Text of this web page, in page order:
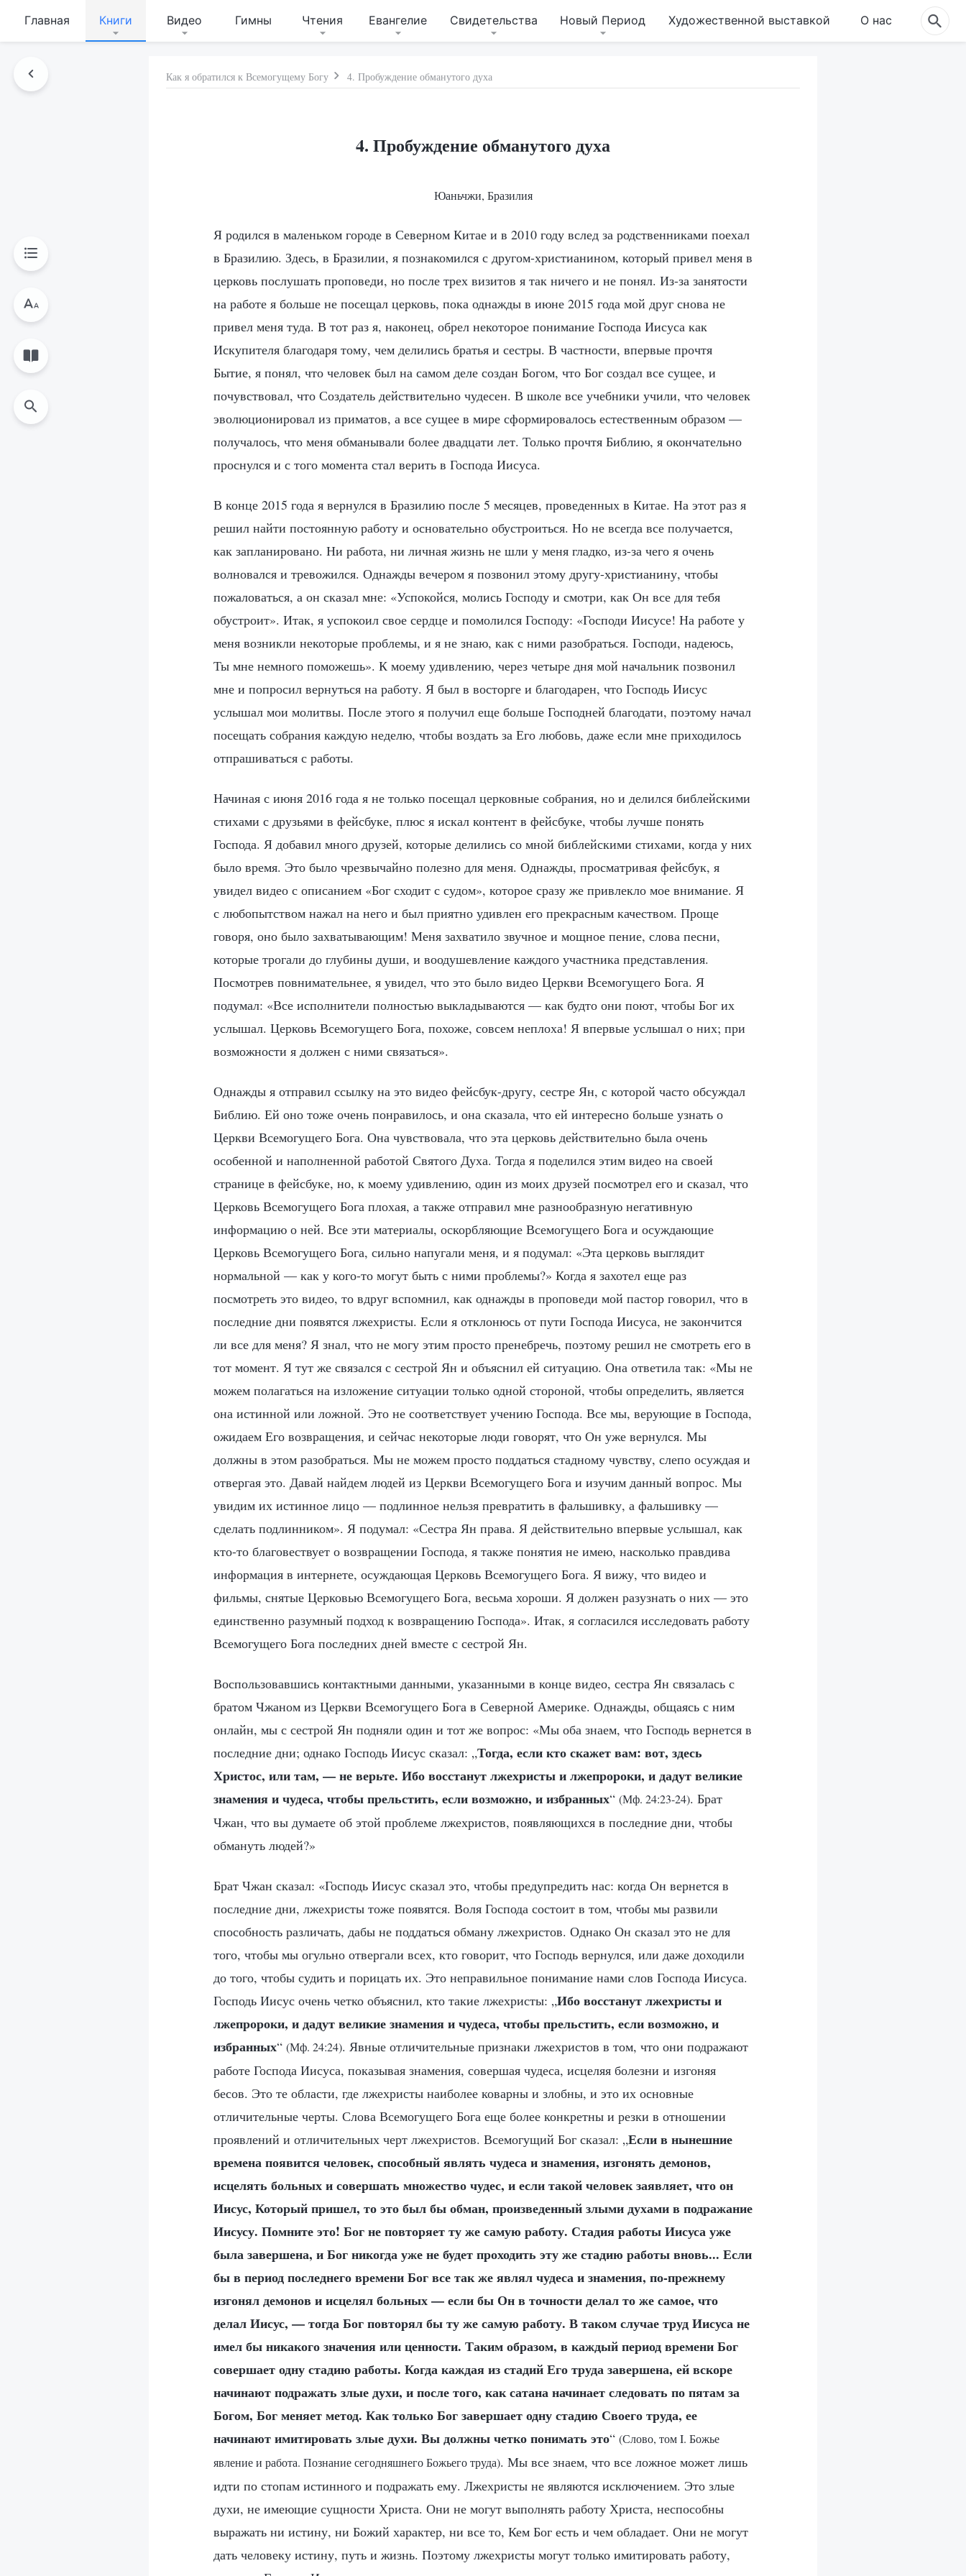
Главная Книги Видео Гимны Чтения Евангелие Свидетельства Новый Период Художественной выставкой О нас
Как я обратился к Всемогущему Богу 4. Пробуждение обманутого духа
4. Пробуждение обманутого духа
Юаньчжи, Бразилия
Я родился в маленьком городе в Северном Китае и в 2010 году вслед за родственниками поехал
в Бразилию. Здесь, в Бразилии, я познакомился с другом-христианином, который привел меня в
церковь послушать проповеди, но после трех визитов я так ничего и не понял. Из-за занятости
на работе я больше не посещал церковь, пока однажды в июне 2015 года мой друг снова не
привел меня туда. В тот раз я, наконец, обрел некоторое понимание Господа Иисуса как
Искупителя благодаря тому, чем делились братья и сестры. В частности, впервые прочтя
Бытие, я понял, что человек был на самом деле создан Богом, что Бог создал все сущее, и
почувствовал, что Создатель действительно чудесен. В школе все учебники учили, что человек
эволюционировал из приматов, а все сущее в мире сформировалось естественным образом —
получалось, что меня обманывали более двадцати лет. Только прочтя Библию, я окончательно
проснулся и с того момента стал верить в Господа Иисуса.
В конце 2015 года я вернулся в Бразилию после 5 месяцев, проведенных в Китае. На этот раз я
решил найти постоянную работу и основательно обустроиться. Но не всегда все получается,
как запланировано. Ни работа, ни личная жизнь не шли у меня гладко, из-за чего я очень
волновался и тревожился. Однажды вечером я позвонил этому другу-христианину, чтобы
пожаловаться, а он сказал мне: «Успокойся, молись Господу и смотри, как Он все для тебя
обустроит». Итак, я успокоил свое сердце и помолился Господу: «Господи Иисусе! На работе у
меня возникли некоторые проблемы, и я не знаю, как с ними разобраться. Господи, надеюсь,
Ты мне немного поможешь». К моему удивлению, через четыре дня мой начальник позвонил
мне и попросил вернуться на работу. Я был в восторге и благодарен, что Господь Иисус
услышал мои молитвы. После этого я получил еще больше Господней благодати, поэтому начал
посещать собрания каждую неделю, чтобы воздать за Его любовь, даже если мне приходилось
отпрашиваться с работы.
Начиная с июня 2016 года я не только посещал церковные собрания, но и делился библейскими
стихами с друзьями в фейсбуке, плюс я искал контент в фейсбуке, чтобы лучше понять
Господа. Я добавил много друзей, которые делились со мной библейскими стихами, когда у них
было время. Это было чрезвычайно полезно для меня. Однажды, просматривая фейсбук, я
увидел видео с описанием «Бог сходит с судом», которое сразу же привлекло мое внимание. Я
с любопытством нажал на него и был приятно удивлен его прекрасным качеством. Проще
говоря, оно было захватывающим! Меня захватило звучное и мощное пение, слова песни,
которые трогали до глубины души, и воодушевление каждого участника представления.
Посмотрев повнимательнее, я увидел, что это было видео Церкви Всемогущего Бога. Я
подумал: «Все исполнители полностью выкладываются — как будто они поют, чтобы Бог их
услышал. Церковь Всемогущего Бога, похоже, совсем неплоха! Я впервые услышал о них; при
возможности я должен с ними связаться».
Однажды я отправил ссылку на это видео фейсбук-другу, сестре Ян, с которой часто обсуждал
Библию. Ей оно тоже очень понравилось, и она сказала, что ей интересно больше узнать о
Церкви Всемогущего Бога. Она чувствовала, что эта церковь действительно была очень
особенной и наполненной работой Святого Духа. Тогда я поделился этим видео на своей
странице в фейсбуке, но, к моему удивлению, один из моих друзей посмотрел его и сказал, что
Церковь Всемогущего Бога плохая, а также отправил мне разнообразную негативную
информацию о ней. Все эти материалы, оскорбляющие Всемогущего Бога и осуждающие
Церковь Всемогущего Бога, сильно напугали меня, и я подумал: «Эта церковь выглядит
нормальной — как у кого-то могут быть с ними проблемы?» Когда я захотел еще раз
посмотреть это видео, то вдруг вспомнил, как однажды в проповеди мой пастор говорил, что в
последние дни появятся лжехристы. Если я отклонюсь от пути Господа Иисуса, не закончится
ли все для меня? Я знал, что не могу этим просто пренебречь, поэтому решил не смотреть его в
тот момент. Я тут же связался с сестрой Ян и объяснил ей ситуацию. Она ответила так: «Мы не
можем полагаться на изложение ситуации только одной стороной, чтобы определить, является
она истинной или ложной. Это не соответствует учению Господа. Все мы, верующие в Господа,
ожидаем Его возвращения, и сейчас некоторые люди говорят, что Он уже вернулся. Мы
должны в этом разобраться. Мы не можем просто поддаться стадному чувству, слепо осуждая и
отвергая это. Давай найдем людей из Церкви Всемогущего Бога и изучим данный вопрос. Мы
увидим их истинное лицо — подлинное нельзя превратить в фальшивку, а фальшивку —
сделать подлинником». Я подумал: «Сестра Ян права. Я действительно впервые услышал, как
кто-то благовествует о возвращении Господа, я также понятия не имею, насколько правдива
информация в интернете, осуждающая Церковь Всемогущего Бога. Я вижу, что видео и
фильмы, снятые Церковью Всемогущего Бога, весьма хороши. Я должен разузнать о них — это
единственно разумный подход к возвращению Господа». Итак, я согласился исследовать работу
Всемогущего Бога последних дней вместе с сестрой Ян.
Воспользовавшись контактными данными, указанными в конце видео, сестра Ян связалась с
братом Чжаном из Церкви Всемогущего Бога в Северной Америке. Однажды, общаясь с ним
онлайн, мы с сестрой Ян подняли один и тот же вопрос: «Мы оба знаем, что Господь вернется в
последние дни; однако Господь Иисус сказал: „Тогда, если кто скажет вам: вот, здесь
Христос, или там, — не верьте. Ибо восстанут лжехристы и лжепророки, и дадут великие
знамения и чудеса, чтобы прельстить, если возможно, и избранных“ (Мф. 24:23-24). Брат
Чжан, что вы думаете об этой проблеме лжехристов, появляющихся в последние дни, чтобы
обмануть людей?»
Брат Чжан сказал: «Господь Иисус сказал это, чтобы предупредить нас: когда Он вернется в
последние дни, лжехристы тоже появятся. Воля Господа состоит в том, чтобы мы развили
способность различать, дабы не поддаться обману лжехристов. Однако Он сказал это не для
того, чтобы мы огульно отвергали всех, кто говорит, что Господь вернулся, или даже доходили
до того, чтобы судить и порицать их. Это неправильное понимание нами слов Господа Иисуса.
Господь Иисус очень четко объяснил, кто такие лжехристы: „Ибо восстанут лжехристы и
лжепророки, и дадут великие знамения и чудеса, чтобы прельстить, если возможно, и
избранных“ (Мф. 24:24). Явные отличительные признаки лжехристов в том, что они подражают
работе Господа Иисуса, показывая знамения, совершая чудеса, исцеляя болезни и изгоняя
бесов. Это те области, где лжехристы наиболее коварны и злобны, и это их основные
отличительные черты. Слова Всемогущего Бога еще более конкретны и резки в отношении
проявлений и отличительных черт лжехристов. Всемогущий Бог сказал: „Если в нынешние
времена появится человек, способный являть чудеса и знамения, изгонять демонов,
исцелять больных и совершать множество чудес, и если такой человек заявляет, что он
Иисус, Который пришел, то это был бы обман, произведенный злыми духами в подражание
Иисусу. Помните это! Бог не повторяет ту же самую работу. Стадия работы Иисуса уже
была завершена, и Бог никогда уже не будет проходить эту же стадию работы вновь... Если
бы в период последнего времени Бог все так же являл чудеса и знамения, по-прежнему
изгонял демонов и исцелял больных — если бы Он в точности делал то же самое, что
делал Иисус, — тогда Бог повторял бы ту же самую работу. В таком случае труд Иисуса не
имел бы никакого значения или ценности. Таким образом, в каждый период времени Бог
совершает одну стадию работы. Когда каждая из стадий Его труда завершена, ей вскоре
начинают подражать злые духи, и после того, как сатана начинает следовать по пятам за
Богом, Бог меняет метод. Как только Бог завершает одну стадию Своего труда, ее
начинают имитировать злые духи. Вы должны четко понимать это“ (Слово, том I. Божье
явление и работа. Познание сегодняшнего Божьего труда). Мы все знаем, что все ложное может лишь
идти по стопам истинного и подражать ему. Лжехристы не являются исключением. Это злые
духи, не имеющие сущности Христа. Они не могут выполнять работу Христа, неспособны
выражать ни истину, ни Божий характер, ни все то, Кем Бог есть и чем обладает. Они не могут
дать человеку истину, путь и жизнь. Поэтому лжехристы могут только имитировать работу,